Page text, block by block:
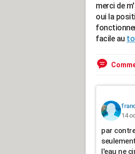
merci de
oui la
facile au
14
par
l'eau ne